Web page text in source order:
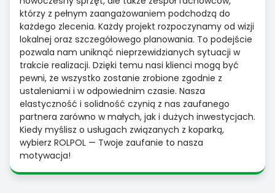
którzy z pełnym zaangażowaniem podchodzą do
każdego zlecenia. Każdy projekt rozpoczynamy od wizji
lokalnej oraz szczegółowego planowania. To podejście
pozwala nam uniknąć nieprzewidzianych sytuacji w
trakcie realizacji. Dzięki temu nasi klienci mogą być
pewni, że wszystko zostanie zrobione zgodnie z
ustaleniami i w odpowiednim czasie. Nasza
elastyczność i solidność czynią z nas zaufanego
partnera zarówno w małych, jak i dużych inwestycjach.
Kiedy myślisz o usługach związanych z koparką,
wybierz ROLPOL — Twoje zaufanie to nasza
motywacja!